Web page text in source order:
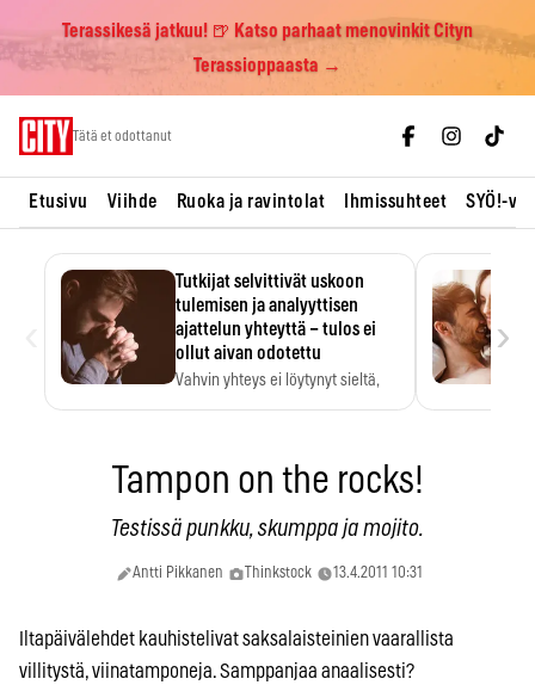
Terassikesä jatkuu! 🍺 Katso parhaat menovinkit Cityn
Terassioppaasta →
Tätä et odottanut
Etusivu Viihde Ruoka ja ravintolat Ihmissuhteet SYÖ!-
Tutkijat selvittivät uskoon
tulemisen ja analyyttisen
ajattelun yhteyttä – tulos ei
ollut aivan odotettu
Vahvin yhteys ei löytynyt sieltä,
›
Tampon on the rocks!
Testissä punkku, skumppa ja mojito.
Antti Pikkanen Thinkstock 13.4.2011 10:31
Iltapäivälehdet kauhistelivat saksalaisteinien vaarallista
villitystä, viinatamponeja. Samppanjaa anaalisesti?